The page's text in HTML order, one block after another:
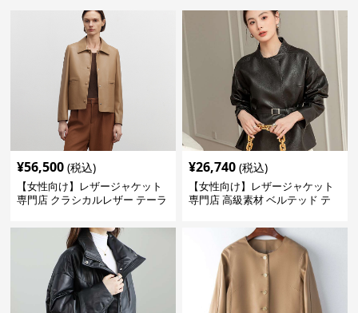
¥56,500 (税込)
【女性向け】レザージャケット
専門店 クラシカルレザー テーラ
¥26,740 (税込)
【女性向け】レザージャケット
専門店 高級素材 ベルテッド テ